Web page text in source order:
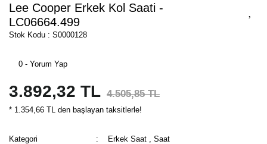
Lee Cooper Erkek Kol Saati -
LC06664.499
Stok Kodu : S0000128
0 - Yorum Yap
3.892,32 TL 4.505,85 TL
* 1.354,66 TL den başlayan taksitlerle!
Kategori Erkek Saat ,Saat